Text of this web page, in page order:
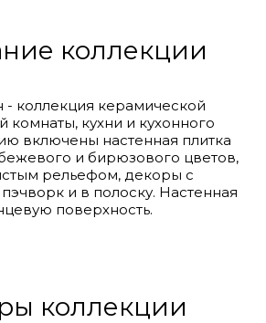
коллекции
- коллекция керамической
комнаты, кухни и кухонного
включены настенная плитка
и бирюзового цветов,
рельефом, декоры с
и в полоску. Настенная
поверхность.
коллекции